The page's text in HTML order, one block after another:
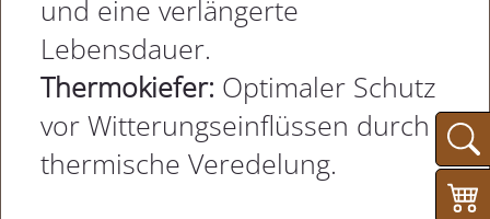
und eine verlängerte
Lebensdauer.
Thermokiefer: Optimaler Schutz
vor Witterungseinflüssen durch
thermische Veredelung.